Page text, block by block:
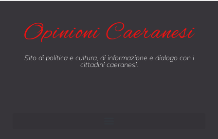
Opinioni Caeranesi
Sito di politica e cultura, di informazione e dialogo con i
cittadini caeranesi.